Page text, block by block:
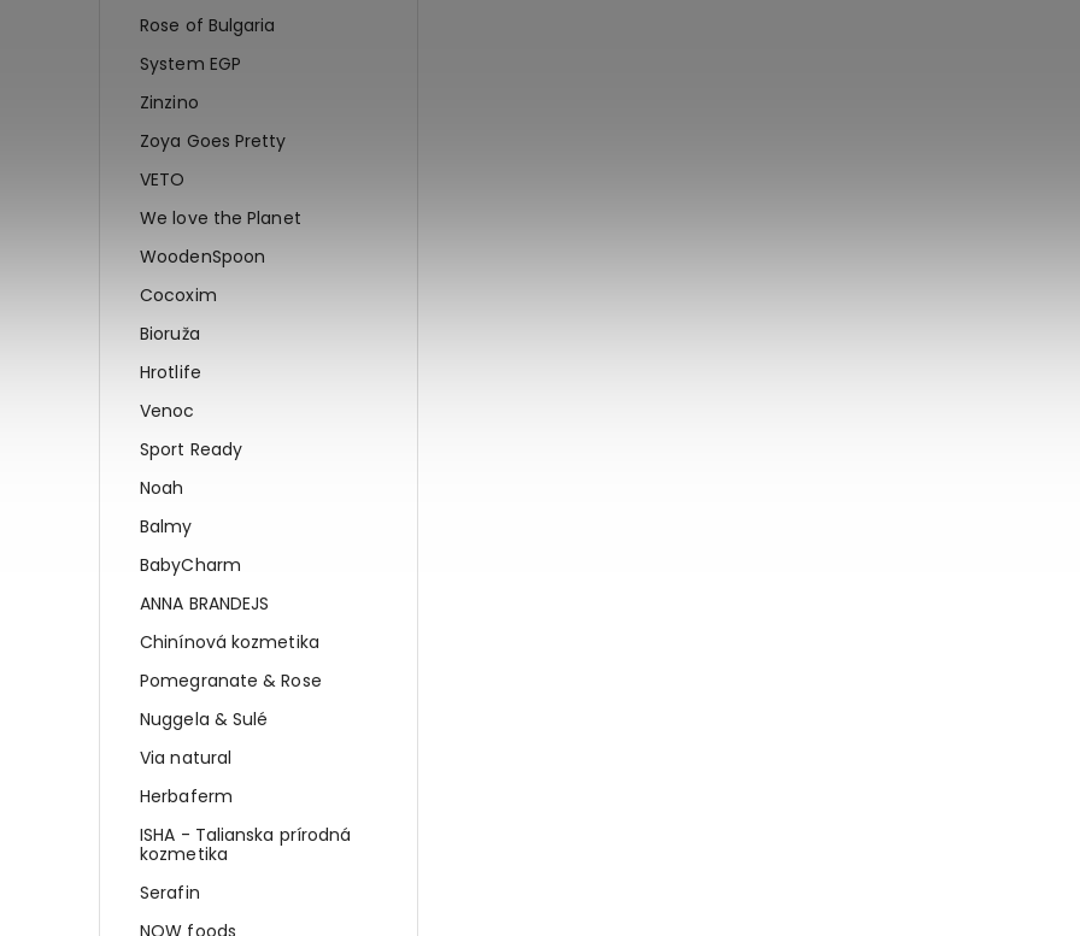
Rose of Bulgaria
System EGP
Zinzino
Zoya Goes Pretty
VETO
We love the Planet
WoodenSpoon
Cocoxim
Bioruža
Hrotlife
Venoc
Sport Ready
Noah
Balmy
BabyCharm
ANNA BRANDEJS
Chinínová kozmetika
Pomegranate & Rose
Nuggela & Sulé
Via natural
Herbaferm
ISHA - Talianska prírodná
kozmetika
Serafin
NOW foods